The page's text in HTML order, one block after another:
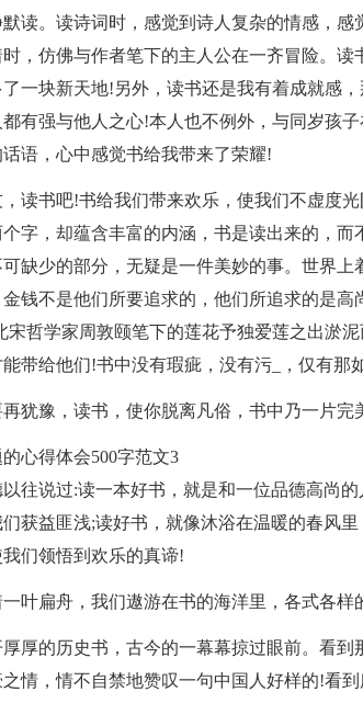
读。读诗词时，感觉到诗人复杂的情感，
，仿佛与作者笔下的主人公在一齐冒险。
一块新天地!另外，读书还是我有着成就感
有强与他人之心!本人也不例外，与同岁孩
语，心中感觉书给我带来了荣耀!
，读书吧!书给我们带来欢乐，使我们不虚度
字，却蕴含丰富的内涵，书是读出来的，
缺少的部分，无疑是一件美妙的事。世界
钱不是他们所要追求的，他们所追求的是
宋哲学家周敦颐笔下的莲花予独爱莲之出淤
带给他们!书中没有瑕疵，没有污_，仅有那
犹豫，读书，使你脱离凡俗，书中乃一片完
心得体会500字范文3
往说过:读一本好书，就是和一位品德高尚
获益匪浅;读好书，就像沐浴在温暖的春风
们领悟到欢乐的真谛!
叶扁舟，我们遨游在书的海洋里，各式各样
厚的历史书，古今的一幕幕掠过眼前。看
情，情不自禁地赞叹一句中国人好样的!看